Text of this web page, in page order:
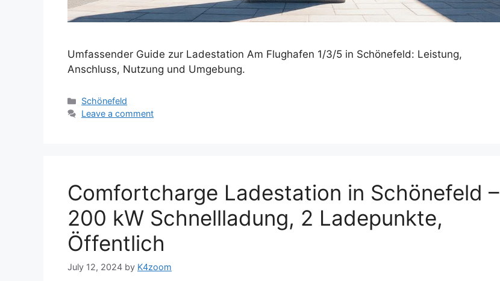
Umfassender Guide zur Ladestation Am Flughafen 1/3/5 in Schönefeld: Leistung,
Anschluss, Nutzung und Umgebung.
Categories
Schönefeld
Leave a comment
Comfortcharge Ladestation in Schönefeld –
200 kW Schnellladung, 2 Ladepunkte,
Öffentlich
July 12, 2024 by K4zoom